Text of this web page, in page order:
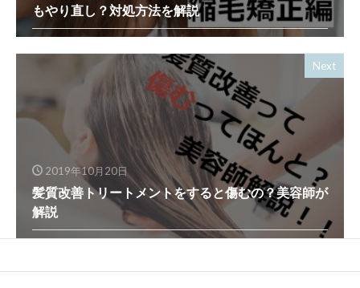
もやり直し？対処方法を解説
Next
2019年10月20日
髪質改善トリートメントをすると傷むの？美容師が
解説